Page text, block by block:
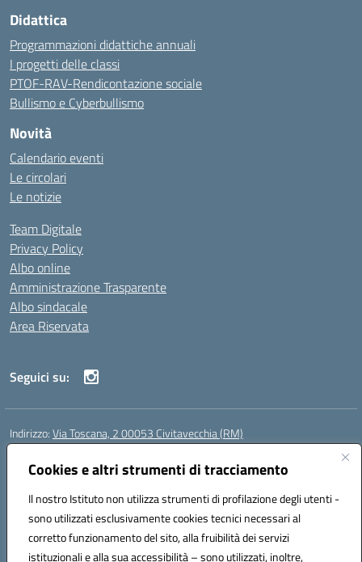
Cookies e altri strumenti di tracciamento
Il nostro Istituto non utilizza strumenti di profilazione degli utenti -
sono utilizzati esclusivamente cookies tecnici necessari al
corretto funzionamento del sito, alla fruibilità dei servizi
istituzionali e alla sua accessibilità – sono utilizzati, inoltre,
Didattica
Programmazioni didattiche annuali
I progetti delle classi
PTOF-RAV-Rendicontazione sociale
Bullismo e Cyberbullismo
Novità
Calendario eventi
Le circolari
Le notizie
Team Digitale
Privacy Policy
Albo online
Amministrazione Trasparente
Albo sindacale
Area Riservata
Seguici su:
Indirizzo:Via Toscana, 2 00053 Civitavecchia (RM)
Centralino:
Posta elettronica certificata (PEC):rmic8b900g@pec.istruzione.it
Codice fiscale: 91038380589
Codice meccanografico:RMIC8B900G
Codice Indice delle Pubbliche Amministrazioni (IPA): istsc_rmic8b900g
Codice unico di fatturazione (CUF): UFP4NO